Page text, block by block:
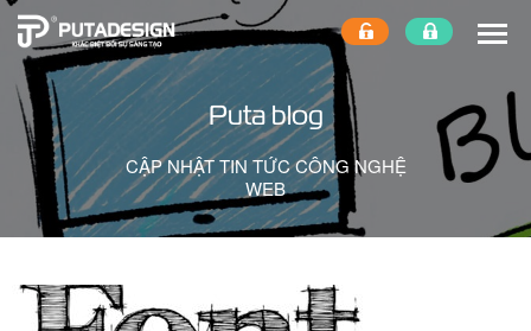
Puta blog
CẬP NHẬT TIN TỨC CÔNG NGHỆ
WEB